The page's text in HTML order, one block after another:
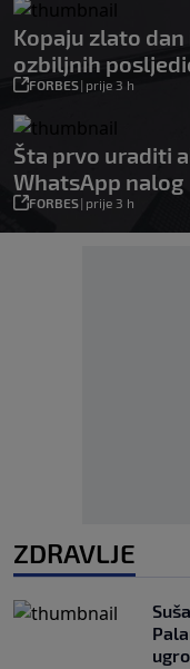
Kopaju zlato
ozbiljnih
FORBES| prije 3 h
Šta prvo uraditi
WhatsApp nalog
FORBES| prije 3 h
ZDRAVLJE